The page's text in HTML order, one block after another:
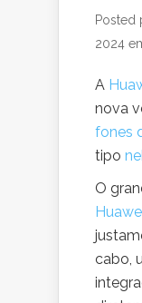
Posted
2024
A
nova
fones
tipo
O
cabo,